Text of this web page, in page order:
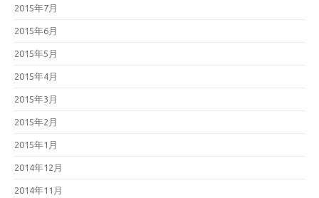
2015年7月
2015年6月
2015年5月
2015年4月
2015年3月
2015年2月
2015年1月
2014年12月
2014年11月